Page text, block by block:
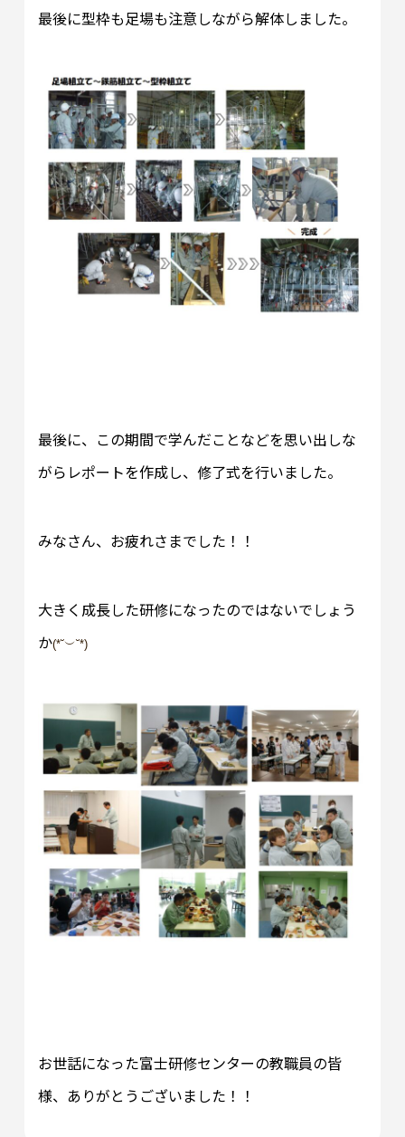
最後に型枠も足場も注意しながら解体しました。
最後に、この期間で学んだことなどを思い出しな
がらレポートを作成し、修了式を行いました。
みなさん、お疲れさまでした！！
大きく成長した研修になったのではないでしょう
か(*˘︶˘*)
お世話になった富士研修センターの教職員の皆
様、ありがとうございました！！